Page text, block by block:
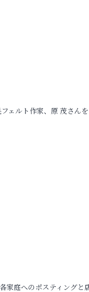
ェルト作家、原 茂さん
家庭へのポスティングと